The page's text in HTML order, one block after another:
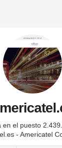
en el puesto
- Americatel